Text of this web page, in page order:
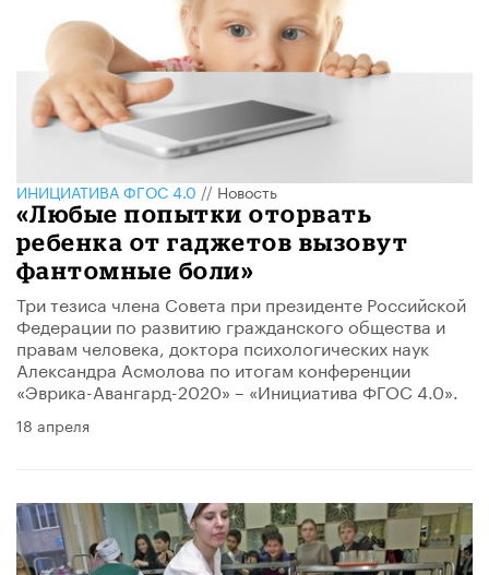
ИНИЦИАТИВА ФГОС 4.0//Новость
«Любые попытки оторвать
ребенка от гаджетов вызовут
фантомные боли»
Три тезиса члена Совета при президенте Российской
Федерации по развитию гражданского общества и
правам человека, доктора психологических наук
Александра Асмолова по итогам конференции
«Эврика-Авангард-2020» – «Инициатива ФГОС 4.0».
18 апреля